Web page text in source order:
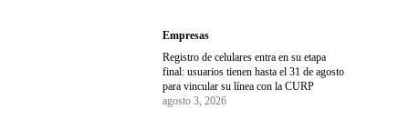
Empresas
Registro de celulares entra en su etapa
final: usuarios tienen hasta el 31 de agosto
para vincular su línea con la CURP
agosto 3, 2026